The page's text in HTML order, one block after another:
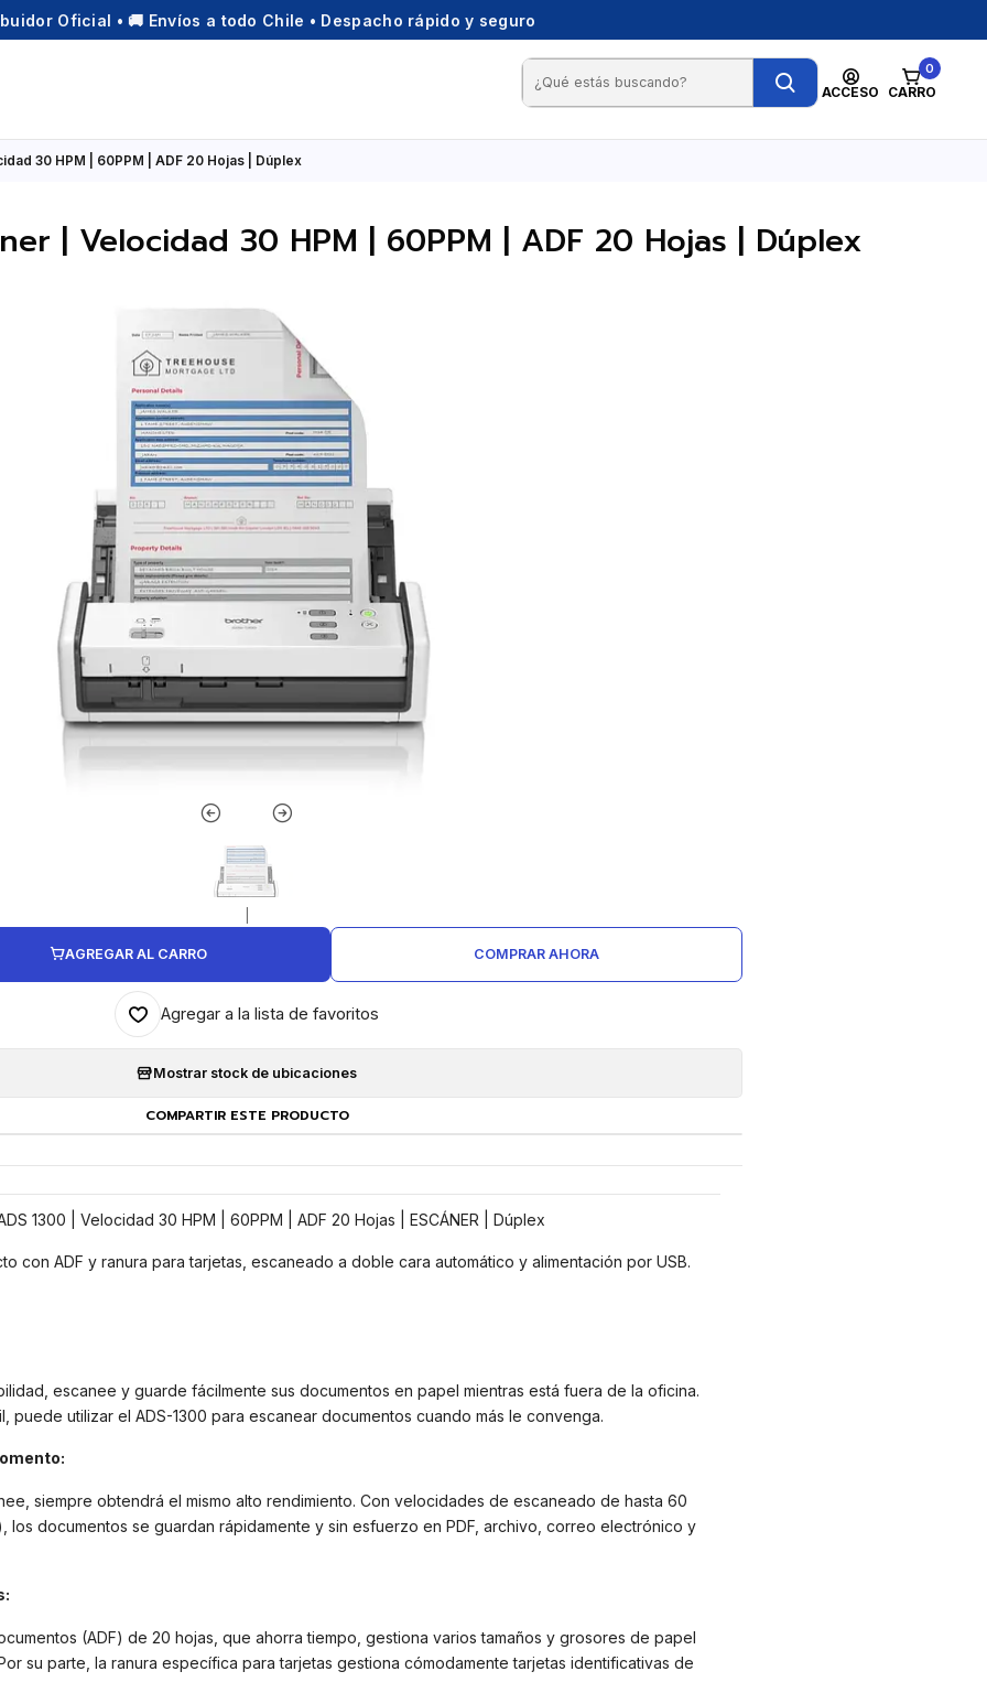
Oficial • 🚚 Envíos a todo Chile • Despacho rápido y seguro
ACCESO
0
CARRO
30 HPM | 60PPM | ADF 20 Hojas | Dúplex
| Velocidad 30 HPM | 60PPM | ADF 20 Hojas | Dúplex
AGREGAR AL CARRO COMPRAR AHORA
Agregar a la lista de favoritos
Mostrar stock de ubicaciones
COMPARTIR ESTE PRODUCTO
1300 | Velocidad 30 HPM | 60PPM | ADF 20 Hojas | ESCÁNER | Dúplex
con ADF y ranura para tarjetas, escaneado a doble cara automático y alimentación por USB.
escanee y guarde fácilmente sus documentos en papel mientras está fuera de la oficina.
puede utilizar el ADS-1300 para escanear documentos cuando más le convenga.
siempre obtendrá el mismo alto rendimiento. Con velocidades de escaneado de hasta 60
los documentos se guardan rápidamente y sin esfuerzo en PDF, archivo, correo electrónico y
(ADF) de 20 hojas, que ahorra tiempo, gestiona varios tamaños y grosores de papel
su parte, la ranura específica para tarjetas gestiona cómodamente tarjetas identificativas de